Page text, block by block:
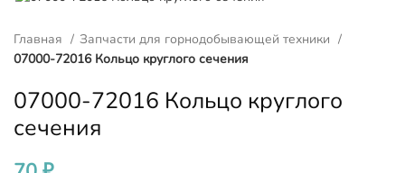
Главная
Запчасти для горнодобывающей техники
07000-72016 Кольцо круглого сечения
07000-72016 Кольцо круглого
сечения